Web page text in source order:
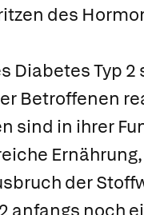
des
Diabetes Typ
Betroffenen
sind in ihrer
der